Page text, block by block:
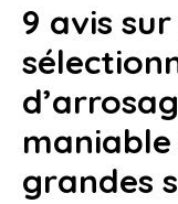
9 avis
grandes